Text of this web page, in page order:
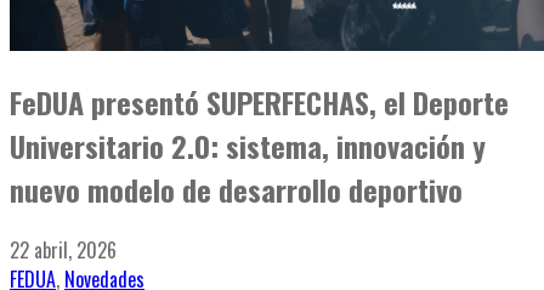
FeDUA presentó SUPERFECHAS, el Deporte
Universitario 2.0: sistema, innovación y
nuevo modelo de desarrollo deportivo
22 abril, 2026
FEDUA, Novedades